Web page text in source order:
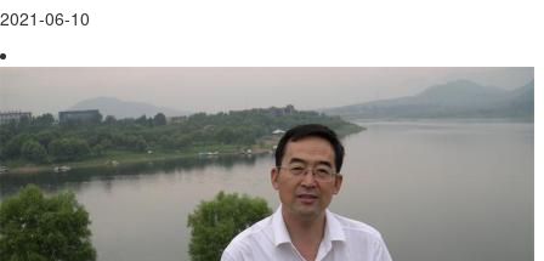
2021-06-10